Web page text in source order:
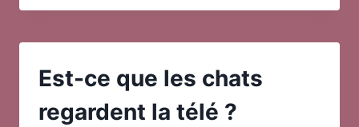
Est-ce que les chats
regardent la télé ?